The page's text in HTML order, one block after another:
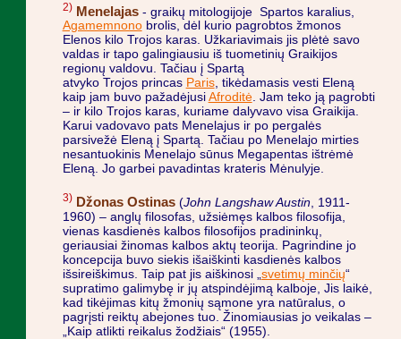
2) Menelajas- graikų mitologijoje Spartos karalius,
Agamemnonobrolis, dėl kurio pagrobtos žmonos
Elenos kilo Trojos karas. Užkariavimais jis plėtė savo
valdas ir tapo galingiausiu iš tuometinių Graikijos
regionų valdovu. Tačiau į Spartą
atvyko Trojos princas Paris, tikėdamasis vesti Eleną
kaip jam buvo pažadėjusiAfroditė. Jam teko ją pagrobti
– ir kilo Trojos karas, kuriame dalyvavo visa Graikija.
Karui vadovavo pats Menelajus ir po pergalės
parsivežė Eleną į Spartą. Tačiau po Menelajo mirties
nesantuokinis Menelajo sūnus Megapentas ištrėmė
Eleną. Jo garbei pavadintas krateris Mėnulyje.
3) Džonas Ostinas(John Langshaw Austin, 1911-
1960) – anglų filosofas, užsiėmęs kalbos filosofija,
vienas kasdienės kalbos filosofijos pradininkų,
geriausiai žinomas kalbos aktų teorija. Pagrindine jo
koncepcija buvo siekis išaiškinti kasdienės kalbos
išsireiškimus. Taip pat jis aiškinosi „ svetimų minčių“
supratimo galimybę ir jų atspindėjimą kalboje, Jis laikė,
kad tikėjimas kitų žmonių sąmone yra natūralus, o
pagrįsti reiktų abejones tuo. Žinomiausias jo veikalas –
„Kaip atlikti reikalus žodžiais“ (1955).